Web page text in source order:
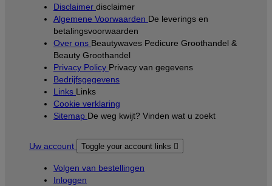
Disclaimer disclaimer
Algemene Voorwaarden De leverings en
betalingsvoorwaarden
Over ons Beautywaves Pedicure Groothandel &
Beauty Groothandel
Privacy Policy Privacy van gegevens
Bedrijfsgegevens
Links Links
Cookie verklaring
Sitemap De weg kwijt? Vinden wat u zoekt
Uw account Toggle your account links 
Volgen van bestellingen
Inloggen